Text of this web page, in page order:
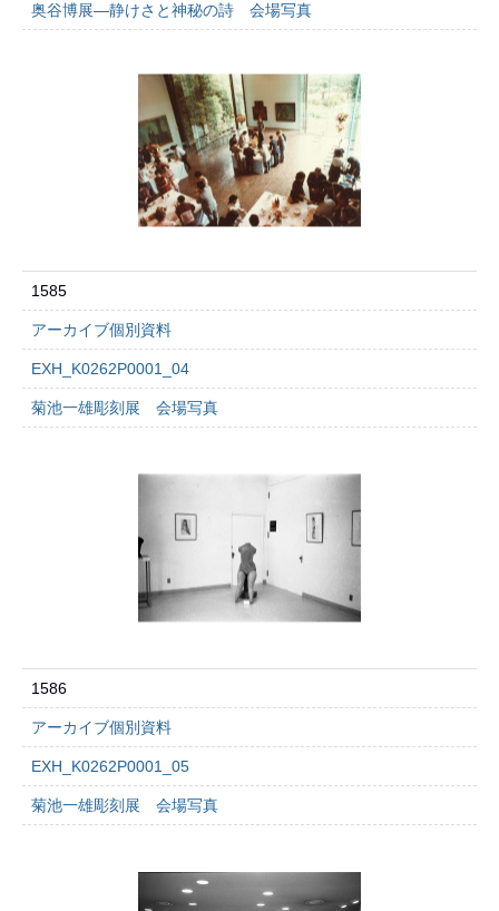
奥谷博展―静けさと神秘の詩 会場写真
1585
アーカイブ個別資料
EXH_K0262P0001_04
菊池一雄彫刻展 会場写真
1586
アーカイブ個別資料
EXH_K0262P0001_05
菊池一雄彫刻展 会場写真